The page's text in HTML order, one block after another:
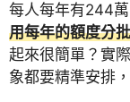
每人每年有244萬
用每年的額度分
起來很簡單？實
象都要精準安排